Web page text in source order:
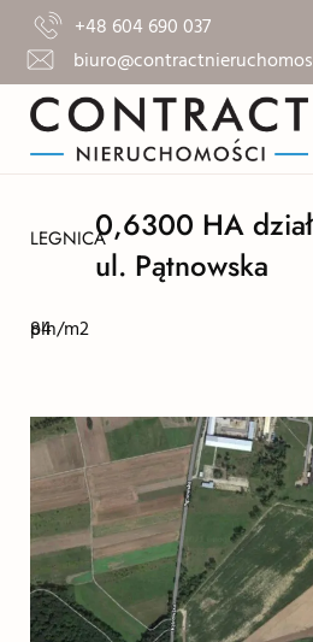
+48 604 690 037
LEGNICA0,6300 HA
ul. Pątnowska
84
pln/m2